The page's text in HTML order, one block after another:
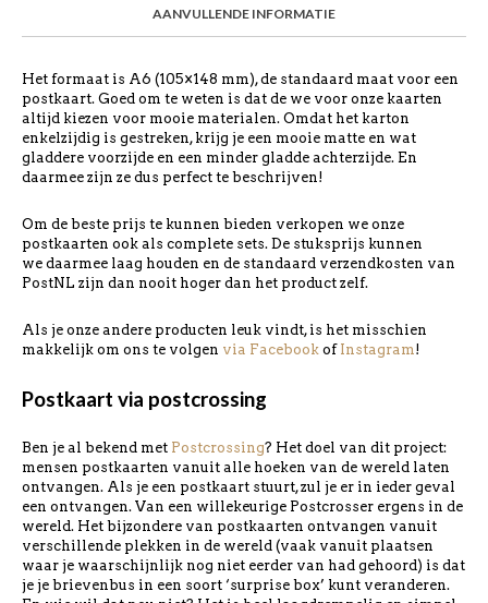
AANVULLENDE INFORMATIE
Het formaat is A6 (105×148 mm), de standaard maat voor een
postkaart. Goed om te weten is dat de we voor onze kaarten
altijd kiezen voor mooie materialen. Omdat het karton
enkelzijdig is gestreken, krijg je een mooie matte en wat
gladdere voorzijde en een minder gladde achterzijde. En
daarmee zijn ze dus perfect te beschrijven!
Om de beste prijs te kunnen bieden verkopen we onze
postkaarten ook als complete sets. De stuksprijs kunnen
we daarmee laag houden en de standaard verzendkosten van
PostNL zijn dan nooit hoger dan het product zelf.
Als je onze andere producten leuk vindt, is het misschien
makkelijk om ons te volgen via Facebook of Instagram !
Postkaart via postcrossing
Ben je al bekend met Postcrossing? Het doel van dit project:
mensen postkaarten vanuit alle hoeken van de wereld laten
ontvangen. Als je een postkaart stuurt, zul je er in ieder geval
een ontvangen. Van een willekeurige Postcrosser ergens in de
wereld. Het bijzondere van postkaarten ontvangen vanuit
verschillende plekken in de wereld (vaak vanuit plaatsen
waar je waarschijnlijk nog niet eerder van had gehoord) is dat
je je brievenbus in een soort ‘surprise box’ kunt veranderen.